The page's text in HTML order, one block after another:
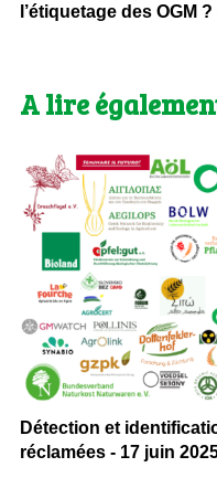
l’étiquetage des OGM
A lire
Détection et
réclamées - 17 juin